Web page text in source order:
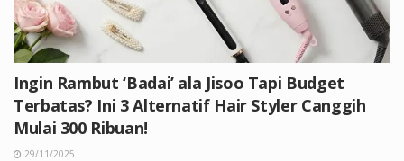
Ingin Rambut ‘Badai’ ala Jisoo Tapi Budget
Terbatas? Ini 3 Alternatif Hair Styler Canggih
Mulai 300 Ribuan!
29/11/2025